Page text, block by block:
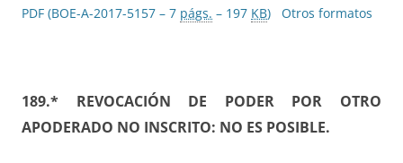
PDF (BOE-A-2017-5157 – 7 págs. – 197 KB) Otros formatos
189.* REVOCACIÓN DE PODER POR OTRO
APODERADO NO INSCRITO: NO ES POSIBLE.